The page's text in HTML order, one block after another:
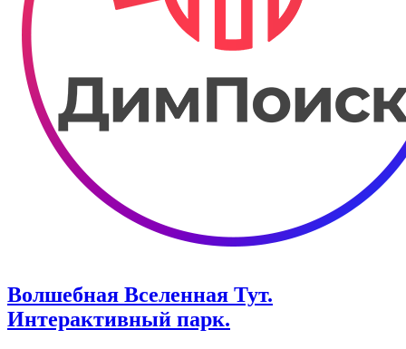
Волшебная Вселенная Тут.
Интерактивный парк.